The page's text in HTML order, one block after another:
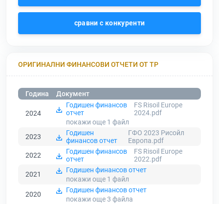
сравни с конкуренти
ОРИГИНАЛНИ ФИНАНСОВИ ОТЧЕТИ ОТ ТР
Година Документ
2024
Годишен финансов
отчет
FS Risoil Europe
2024.pdf
покажи още 1 файл
2023
Годишен
финансов отчет
ГФО 2023 Рисойл
Европа.pdf
2022
Годишен финансов
отчет
FS Risoil Europe
2022.pdf
2021
Годишен финансов отчет
покажи още 1 файл
2020
Годишен финансов отчет
покажи още 3 файла